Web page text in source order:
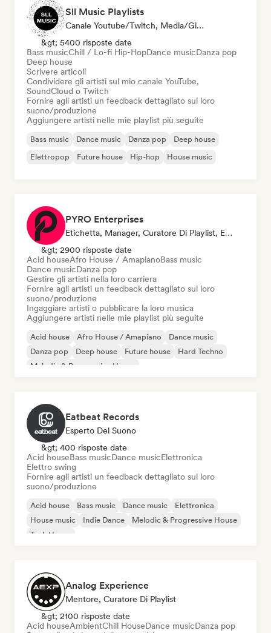
Sll Music Playlists
Canale Youtube/Twitch, Media/Giornalista, Curatore Di Playlist, Esperto Del Suono
&gt; 5400 risposte date
Bass musicChill / Lo-fi Hip-HopDance musicDanza pop
Deep house
Scrivere articoli
Condividere gli artisti sul mio canale YouTube,
SoundCloud o Twitch
Fornire agli artisti un feedback dettagliato sul loro
suono/produzione
Aggiungere artisti nelle mie playlist più seguite
Bass music Dance music Danza pop
Deep house
Elettropop
Future house Hip-hop House music
PYRO Enterprises
Etichetta, Manager, Curatore Di Playlist, Esperto Del Suono
&gt; 2900 risposte date
Acid houseAfro House / AmapianoBass music
Dance musicDanza pop
Gestire gli artisti nella loro carriera
Fornire agli artisti un feedback dettagliato sul loro
suono/produzione
Ingaggiare artisti o pubblicare la loro musica
Aggiungere artisti nelle mie playlist più seguite
Acid house Afro House / Amapiano
Dance music
Danza pop
Deep house Future house
Hard Techno
Melodic & Progressive House
Eatbeat Records
Esperto Del Suono
&gt; 400 risposte date
Acid houseBass musicDance musicElettronica
Elettro swing
Fornire agli artisti un feedback dettagliato sul loro
suono/produzione
Acid house Bass music Dance music
Elettronica
House music
Indie Dance
Melodic & Progressive House
Tech House
Analog Experience
Mentore, Curatore Di Playlist
&gt; 2100 risposte date
Acid houseAmbientChill HouseDance musicDanza pop